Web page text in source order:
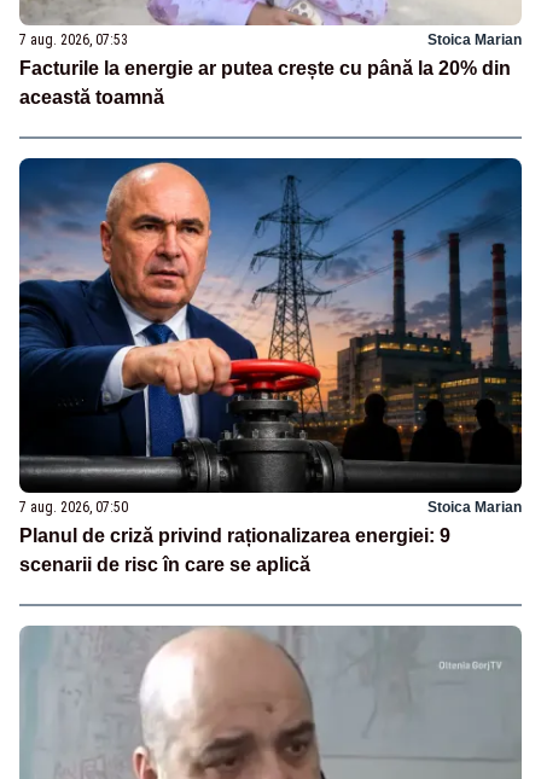
7 aug. 2026, 07:53 Stoica Marian
Facturile la energie ar putea crește cu până la 20% din
această toamnă
7 aug. 2026, 07:50 Stoica Marian
Planul de criză privind raționalizarea energiei: 9
scenarii de risc în care se aplică